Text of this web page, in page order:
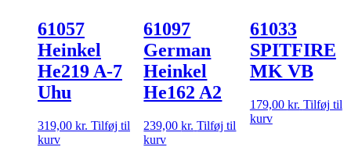
61057
Heinkel
He219 A-7
Uhu
319,00 kr. Tilføj til
kurv
61097
German
Heinkel
He162 A2
239,00kr. Tilføj til
kurv
61033
SPITFIRE
MK VB
179,00 kr. Tilføj til
kurv